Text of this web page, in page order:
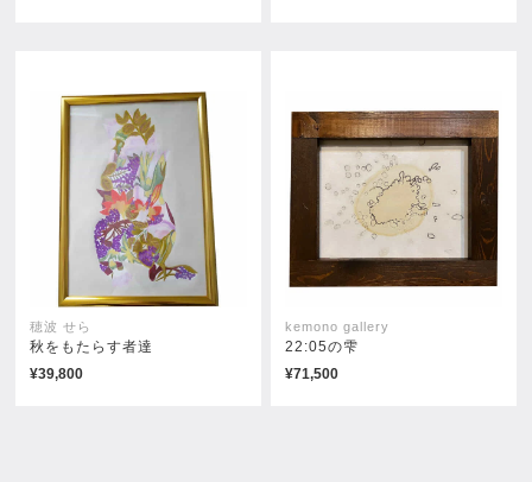
穂波 せら
秋をもたらす者達
¥39,800
kemono gallery
22:05の雫
¥71,500